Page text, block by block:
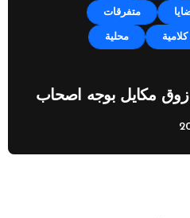
متفرقات
محلية
مكايل بوجه اصحاب